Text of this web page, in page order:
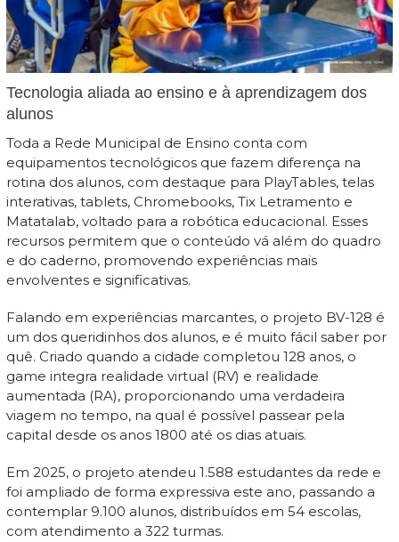
Tecnologia aliada ao ensino e à aprendizagem dos
alunos
Toda a Rede Municipal de Ensino conta com
equipamentos tecnológicos que fazem diferença na
rotina dos alunos, com destaque para PlayTables, telas
interativas, tablets, Chromebooks, Tix Letramento e
Matatalab, voltado para a robótica educacional. Esses
recursos permitem que o conteúdo vá além do quadro
e do caderno, promovendo experiências mais
envolventes e significativas.
Falando em experiências marcantes, o projeto BV-128 é
um dos queridinhos dos alunos, e é muito fácil saber por
quê. Criado quando a cidade completou 128 anos, o
game integra realidade virtual (RV) e realidade
aumentada (RA), proporcionando uma verdadeira
viagem no tempo, na qual é possível passear pela
capital desde os anos 1800 até os dias atuais.
Em 2025, o projeto atendeu 1.588 estudantes da rede e
foi ampliado de forma expressiva este ano, passando a
contemplar 9.100 alunos, distribuídos em 54 escolas,
com atendimento a 322 turmas.